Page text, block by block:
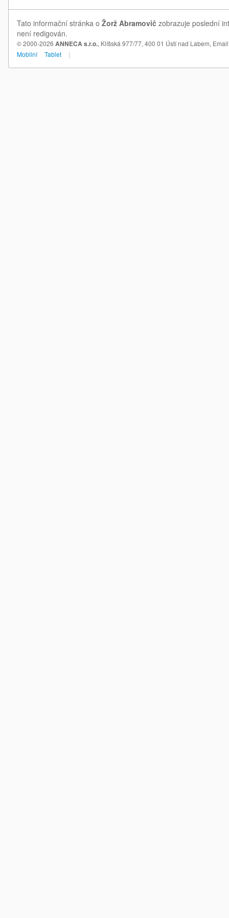
Tato informační stránka o Žorž Abramovič zobrazuje poslední
není redigován.
© 2000-2026 ANNECA s.r.o., Klíšská 977/77, 400 01 Ústí nad Labem,
Mobilní
Tablet |